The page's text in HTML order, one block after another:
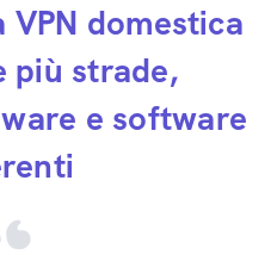
domestica
più strade,
e software